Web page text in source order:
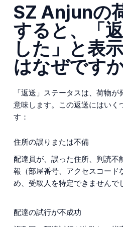
SZ Anjunの
すると、「
した」と表
はなぜです
「返送」ステータスは、荷物
意味します。この返送にはいく
す：
住所の誤りまたは不備
配達員が、誤った住所、判読不
報（部屋番号、アクセスコード
め、受取人を特定できませんで
配達の試行が不成功